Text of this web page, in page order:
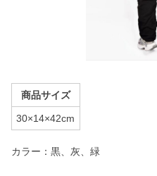
商品サイズ
30×14×42cm
カラー：黒、灰、緑